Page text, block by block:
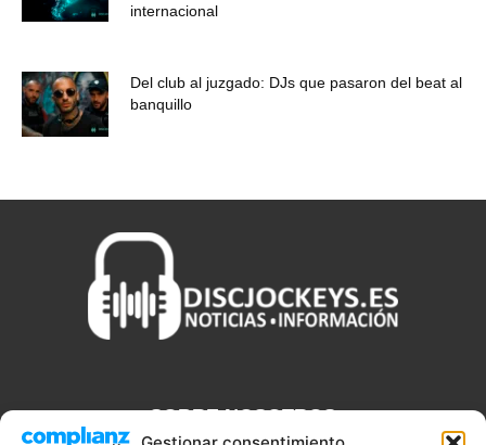
internacional
Del club al juzgado: DJs que pasaron del beat al
banquillo
SOBRE NOSOTROS